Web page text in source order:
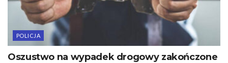
POLICJA
Oszustwo na wypadek drogowy zakończone